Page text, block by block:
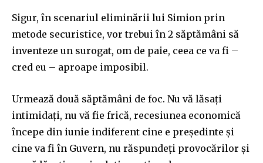
Sigur, în scenariul eliminării lui Simion prin
metode securistice, vor trebui în 2 săptămâni să
inventeze un surogat, om de paie, ceea ce va fi –
cred eu – aproape imposibil.
Urmează două săptămâni de foc. Nu vă lăsați
intimidați, nu vă fie frică, recesiunea economică
începe din iunie indiferent cine e președinte și
cine va fi în Guvern, nu răspundeți provocărilor și